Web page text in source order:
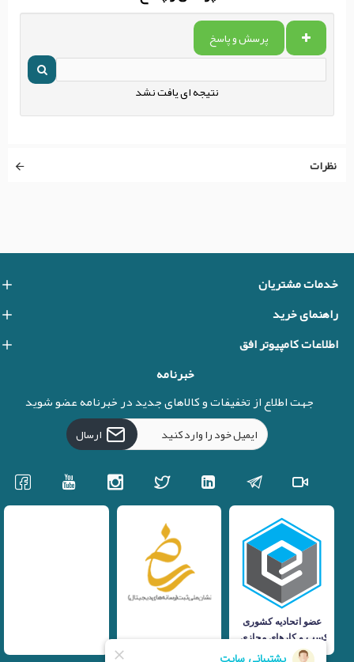
پرسش و پاسخ
نتیجه ای یافت نشد
نظرات
خدمات مشتریان
راهنمای خرید
اطلاعات کامپیوتر افق
خبرنامه
جهت اطلاع از تخفیفات و کالاهای جدید در خبرنامه عضو شوید
ارسال